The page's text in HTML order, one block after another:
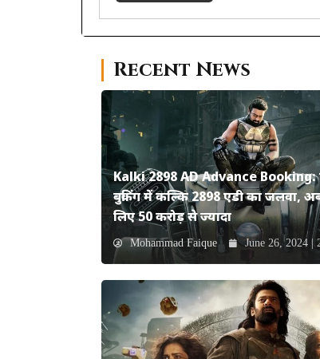
Recent News
Kalki 2898 AD Advance Booking:
बुकिंग में कल्कि 2898 एडी का जलवा,
लिए 50 करोड़ से ज्यादा
Mohammad Faique June 26, 2024 |